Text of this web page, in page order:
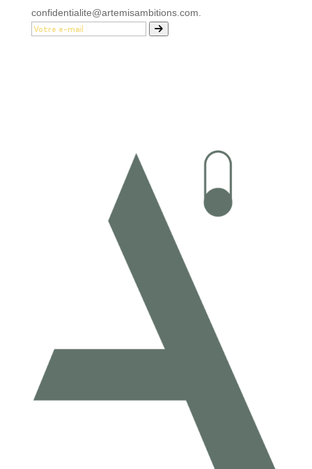
confidentialite@artemisambitions.com.